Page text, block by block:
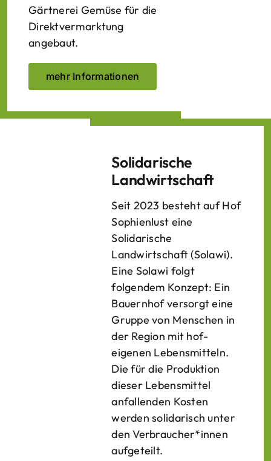
Gärtnerei Gemüse für die
Direktvermarktung
angebaut.
mehr Informationen
Solidarische
Landwirtschaft
Seit 2023 besteht auf Hof
Sophienlust eine
Solidarische
Landwirtschaft (Solawi).
Eine Solawi folgt
folgendem Konzept: Ein
Bauern­hof versorgt eine
Gruppe von Menschen in
der Region mit hof­
eigenen Lebens­mitteln.
Die für die Produktion
dieser Lebens­mittel
anfallenden Kosten
werden solidarisch unter
den Verbraucher*­innen
aufgeteilt.